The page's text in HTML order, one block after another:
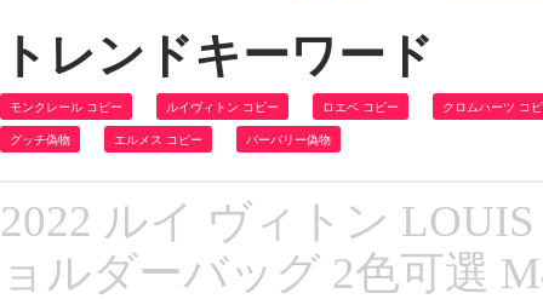
トレンドキーワード
モンクレール コピー ルイヴィトン コピー ロエベ コピー クロムハーツ コ
グッチ偽物 エルメス コピー バーバリー偽物
2022 ルイ ヴィトン
ョルダーバッグ 2色可選